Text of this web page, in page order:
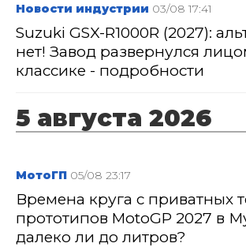
Новости индустрии 03/08 17:41
Suzuki GSX-R1000R (2027):
нет! Завод развернулся
классике - подробности
5 августа 2026
МотоГП 05/08 23:17
Времена круга с приватных
прототипов MotoGP 2027 в
далеко ли до литров?